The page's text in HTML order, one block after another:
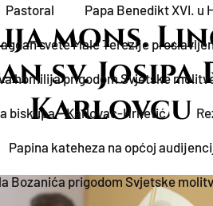
Pastoral Papa Benedikt XVI. u
svete Male Terezije
homilija prigodom Svjetske
biskupa – Karlovac-Hrnetić
Papina kateheza na općoj
Bozanića prigodom Svjetske
mons.
sv. Josipa
Karlovcu